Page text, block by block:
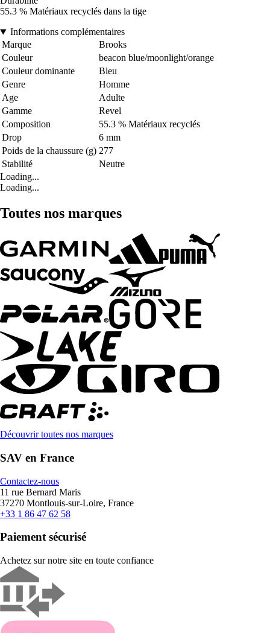
55.3 % Matériaux recyclés dans la tige
Informations complémentaires
Marque
Brooks
Couleur
beacon blue/moonlight/orange
Couleur dominante
Bleu
Genre
Homme
Age
Adulte
Gamme
Revel
Composition
55.3 % Matériaux recyclés
Drop
6 mm
Poids de la chaussure (g) 277
Stabilité
Neutre
Loading...
Loading...
Toutes nos marques
Découvrir toutes nos marques
SAV en France
Contactez-nous
11 rue Bernard Maris
37270 Montlouis-sur-Loire, France
+33 1 86 47 62 58
Paiement sécurisé
Achetez sur notre site en toute confiance